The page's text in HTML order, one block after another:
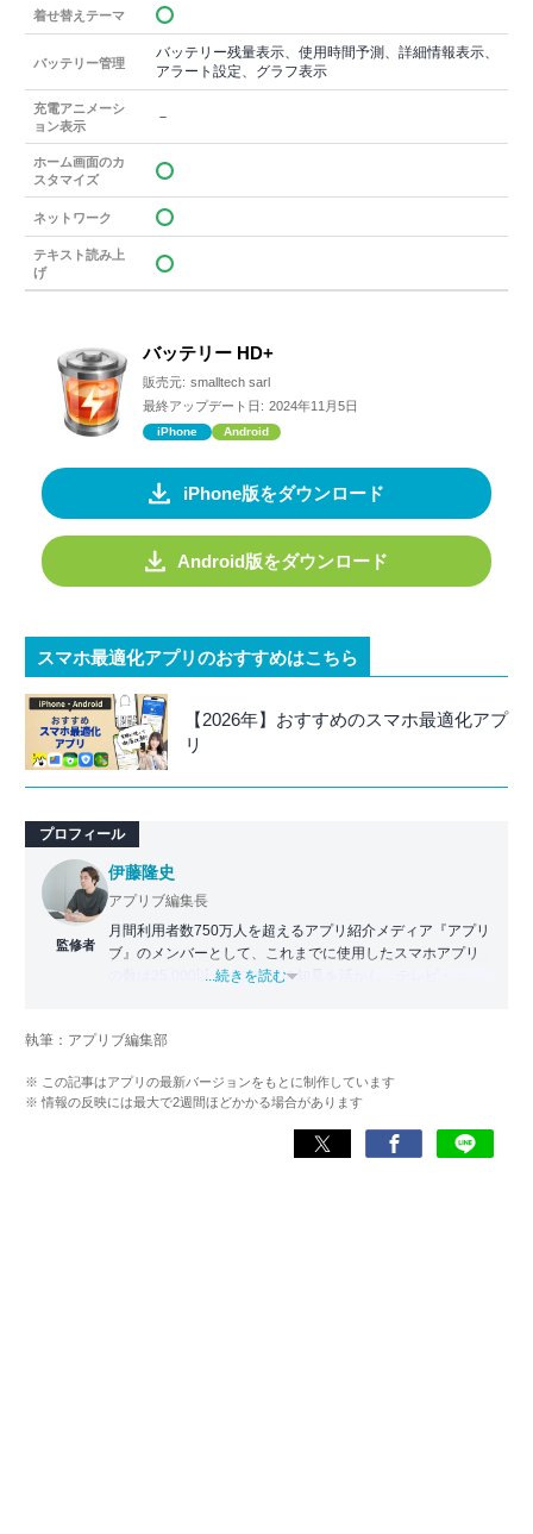
着せ替えテーマ
バッテリー管理
バッテリー残量表示、使用時間予測、詳細情報表示、
アラート設定、グラフ表示
充電アニメーシ
ョン表示
－
ホーム画面のカ
スタマイズ
ネットワーク
テキスト読み上
げ
バッテリー HD+
販売元: smalltech sarl
最終アップデート日: 2024年11月5日
iPhone Android
iPhone版をダウンロード
Android版をダウンロード
スマホ最適化アプリのおすすめはこちら
【2026年】おすすめのスマホ最適化アプ
リ
プロフィール
監修者
伊藤隆史
アプリブ編集長
月間利用者数750万人を超えるアプリ紹介メディア『アプリ
ブ』のメンバーとして、これまでに使用したスマホアプリ
の数は25,000以上。アプリの知見を活かし、テレビ・
化アプリの紹介）、TBS『サタプラ』（スマホライフが変
スマホアプリ）他
...続きを読む
執筆：アプリブ編集部
※ この記事はアプリの最新バージョンをもとに制作しています
※ 情報の反映には最大で2週間ほどかかる場合があります